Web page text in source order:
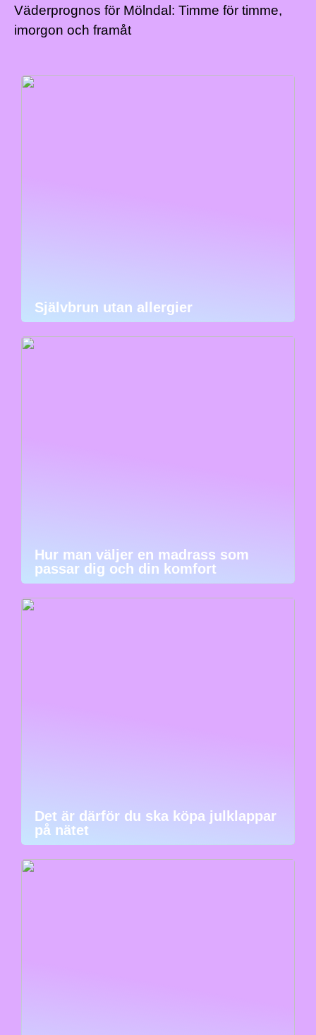
Väderprognos för Mölndal: Timme för timme,
imorgon och framåt
Självbrun utan allergier
Hur man väljer en madrass som
passar dig och din komfort
Det är därför du ska köpa julklappar
på nätet